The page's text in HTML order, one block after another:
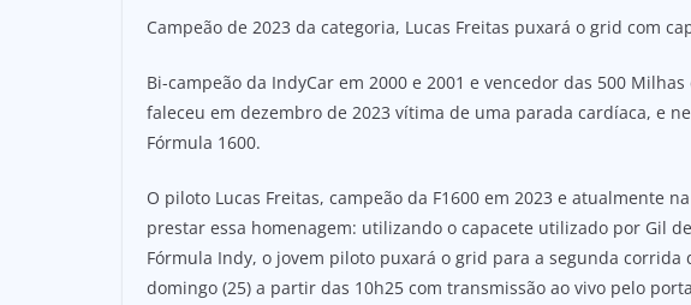
Campeão de 2023 da categoria, Lucas Freitas puxará o grid com
Bi-campeão da IndyCar em 2000 e 2001 e vencedor das 500
faleceu em dezembro de 2023 vítima de uma parada cardíaca, e
Fórmula 1600.
O piloto Lucas Freitas, campeão da F1600 em 2023 e atualmente
prestar essa homenagem: utilizando o capacete utilizado por Gil
Fórmula Indy, o jovem piloto puxará o grid para a segunda corrida
domingo (25) a partir das 10h25 com transmissão ao vivo pelo